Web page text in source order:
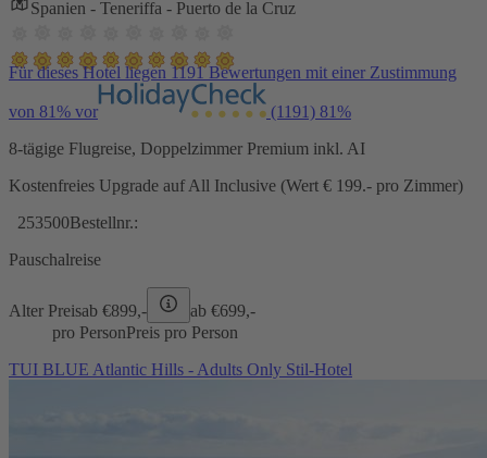
Spanien - Teneriffa - Puerto de la Cruz
Für dieses Hotel liegen 1191 Bewertungen mit einer Zustimmung
von 81% vor (1191) 81%
8-tägige Flugreise, Doppelzimmer Premium inkl. AI
Kostenfreies Upgrade auf All Inclusive (Wert € 199.- pro Zimmer)
253500Bestellnr.:
Pauschalreise
Alter Preisab €899,- ab €699,-
pro PersonPreis pro Person
TUI BLUE Atlantic Hills - Adults Only Stil-Hotel